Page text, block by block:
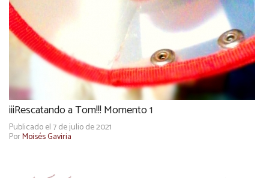
¡¡¡Rescatando a Tom!!! Momento 1
Publicado el 7 de julio de 2021
PorMoisés Gaviria